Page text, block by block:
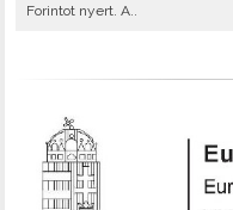
Forintot nyert. A..